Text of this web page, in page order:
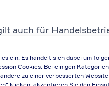
ein. Es handelt sich dabei um
Cookies. Bei einigen
zu einer verbesserten Website
auch für
Sie uns über die
IdNr und